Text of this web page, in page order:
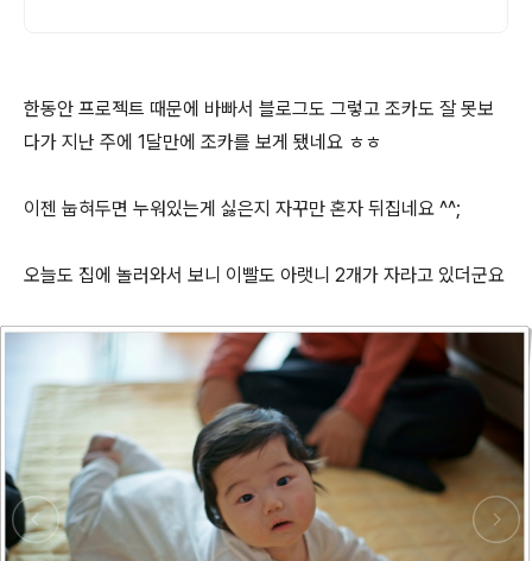
한동안 프로젝트 때문에 바빠서 블로그도 그렇고 조카도 잘 못보
다가 지난 주에 1달만에 조카를 보게 됐네요 ㅎㅎ
이젠 눕혀두면 누워있는게 싫은지 자꾸만 혼자 뒤집네요 ^^;
오늘도 집에 놀러와서 보니 이빨도 아랫니 2개가 자라고 있더군요